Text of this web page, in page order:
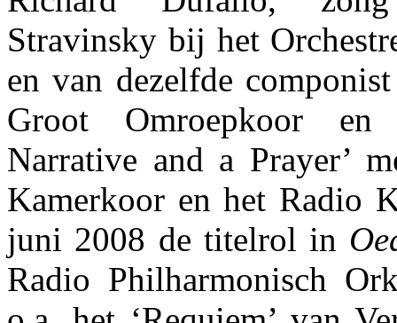
Stravinsky bij het
en van dezelfde componist
Groot Omroepkoor
Narrative and a Prayer’
Kamerkoor en het Radio
juni 2008 de titelrol in
Radio Philharmonisch